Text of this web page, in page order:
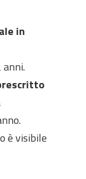
in
è visibile